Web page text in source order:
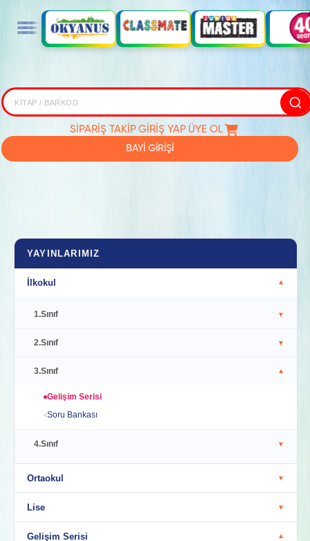
SİPARİŞ TAKİP GİRİŞ YAP ÜYE OL
BAYİ GİRİŞİ
YAYINLARIMIZ
İlkokul ▼
1.Sınıf ▼
2.Sınıf ▼
3.Sınıf ▼
Gelişim Serisi
Soru Bankası
4.Sınıf ▼
Ortaokul ▼
Lise ▼
Gelişim Serisi ▼